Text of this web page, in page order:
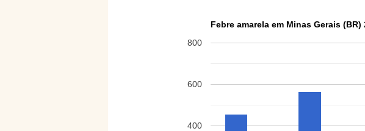
Febre amarela em Minas Gerais (BR)
400
600
800